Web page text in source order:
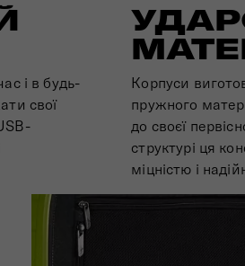
і в будь-
свої
Корпуси
пружного
до своєї
структурі ця
міцністю і